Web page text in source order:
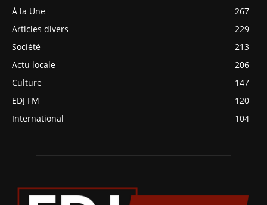
À la Une
267
Articles divers
229
Société
213
Actu locale
206
Culture
147
EDJ FM
120
International
104